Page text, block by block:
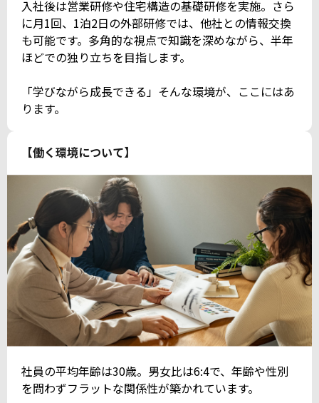
入社後は営業研修や住宅構造の基礎研修を実施。さら
に月1回、1泊2日の外部研修では、他社との情報交換
も可能です。多角的な視点で知識を深めながら、半年
ほどでの独り立ちを目指します。
「学びながら成長できる」そんな環境が、ここにはあ
ります。
【働く環境について】
社員の平均年齢は30歳。男女比は6:4で、年齢や性別
を問わずフラットな関係性が築かれています。